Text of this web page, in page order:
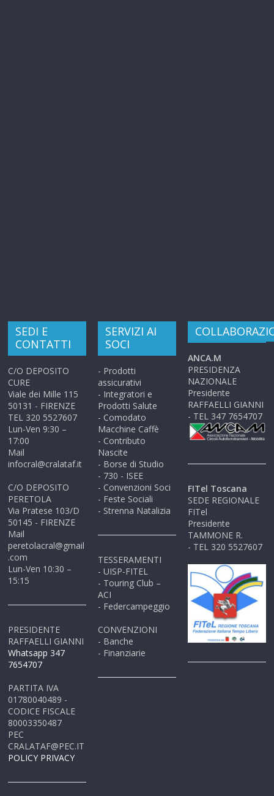
SEDI E
CONTATTI
C/O DEPOSITO
CURE
Viale dei Mille 115
50131 - FIRENZE
TEL 320 5527607
Lun-Ven 9:30 –
17:00
Mail
infocral@cralataf.it
C/O DEPOSITO
PERETOLA
Via Pratese 103/D
50145 - FIRENZE
Mail
peretolacral@gmail
.com
Lun-Ven 10:30 –
15:15
PRESIDENTE
RAFFAELLI GIANNI
Whatsapp 347
7654707
PARTITA IVA
01780040489 -
CODICE FISCALE
80003350487
PEC
CRALATAF@PEC.IT
POLICY PRIVACY
SERVIZI AI
SOCI
- Prodotti
assicurativi
- Integratori e
Prodotti Salute
- Comodato
Macchine Caffè
- Contributo
Nascite
- Borse di Studio
- 730 - ISEE
- Convenzioni Soci
- Feste Sociali
- Strenna Natalizia
TESSERAMENTI
- UISP-FITEL
- Touring Club –
ACI
- Federcampeggio
CONVENZIONI
- Banche
- Finanziarie
ANCA.M
PRESIDENZA
NAZIONALE
Presidente
RAFFAELLI GIANNI
- TEL 347 7654707
FITel Toscana
SEDE REGIONALE
FITel
Presidente
TAMMONE R.
- TEL 320 5527607